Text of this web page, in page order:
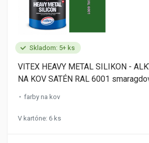
Skladom: 5+ ks
VITEX HEAVY METAL SILIKON -
NA KOV SATÉN RAL 6001
farby na kov
V kartóne: 6 ks